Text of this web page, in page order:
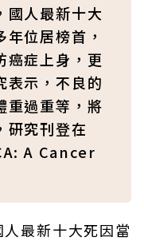
國人最新十大
位居榜首，
癌症上身，更
表示，不良的
重過重等，將
研究刊登在
A Cancer
最新十大死因當